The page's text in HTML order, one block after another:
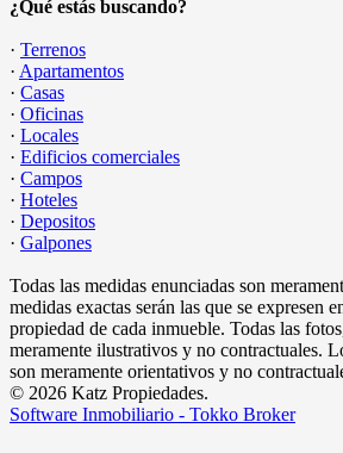
¿Qué estás buscando?
· Terrenos
· Apartamentos
· Casas
· Oficinas
· Locales
· Edificios comerciales
· Campos
· Hoteles
· Depositos
· Galpones
Todas las medidas enunciadas son
medidas exactas serán las que se expresen
propiedad de cada inmueble. Todas las
meramente ilustrativos y no contractuales.
son meramente orientativos y no
© 2026 Katz Propiedades.
Software Inmobiliario - Tokko Broker